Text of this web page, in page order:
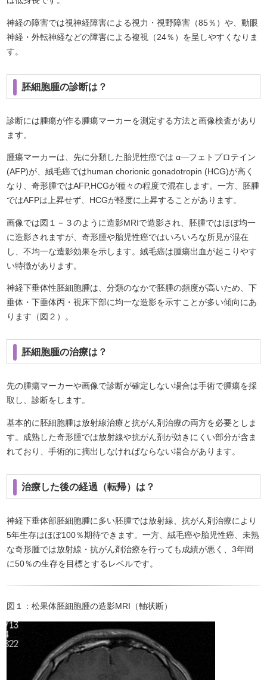
神経の障害では視神経障害による視力・視野障害（85％）や、動眼
神経・外転神経などの障害による複視（24％）を呈しやすくなりま
す。
胚細胞腫の診断は？
診断には腫瘍が作る腫瘍マーカーを測定する方法と画像検査があり
ます。
腫瘍マーカーは、先に分類した胎児性癌では α―フェトプロテイン
(AFP)が、絨毛癌ではhuman chorionic gonadotropin (HCG)が高く
なり、奇形腫ではAFP,HCGが種々の程度で混在します。一方、胚腫
ではAFPは上昇せず、HCGが軽度に上昇することがあります。
画像では図１－３のように造影MRIで造影され、胚腫ではほぼ均一
に造影されますが、奇形腫や胎児性癌ではいろいろな所見が混在
し、不均一な造影効果を示します。絨毛癌は腫瘍出血が起こりやす
い特徴があります。
神経下垂体性胚細胞腫は、分類のなかで胚腫の頻度が高いため、下
垂体・下垂体丙・視床下部に均一な造影を示すことが多い傾向にあ
ります（図２）。
胚細胞腫の治療は？
先の腫瘍マーカーや画像で診断が確定しない場合は手術で腫瘍を採
取し、診断をします。
基本的に胚細胞腫は放射線治療と抗がん剤治療の両方を必要としま
す。成熟した奇形腫では放射線や抗がん剤が効きにくい部分が含ま
れており、手術的に摘出しなければならない場合があります。
治療した後の経過（転帰）は？
神経下垂体部胚細胞腫に多い胚腫では放射線、抗がん剤治療により
5年生存はほぼ100％期待できます。一方、絨毛癌や胎児性癌、未熟
な奇形腫では放射線・抗がん剤治療を行っても成績が悪く、3年間
に50％の生存を目標とするレベルです。
図１：松果体胚細胞腫の造影MRI（軸状断）